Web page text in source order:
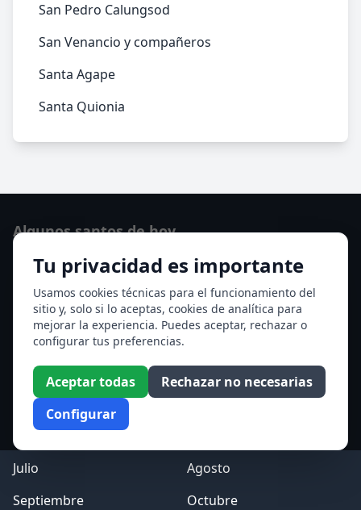
San Pedro Calungsod
San Venancio y compañeros
Santa Agape
Santa Quionia
Tu privacidad es importante
Usamos cookies técnicas para el funcionamiento del
sitio y, solo si lo aceptas, cookies de analítica para
mejorar la experiencia. Puedes aceptar, rechazar o
configurar tus preferencias.
Aceptar todas
Rechazar no necesarias
Configurar
Algunos santos de hoy
San Hormisda papa
Ver todos los santos de hoy
Acceso a los Meses
Enero
Febrero
Marzo
Abril
Mayo
Julio
Agosto
Septiembre
Octubre